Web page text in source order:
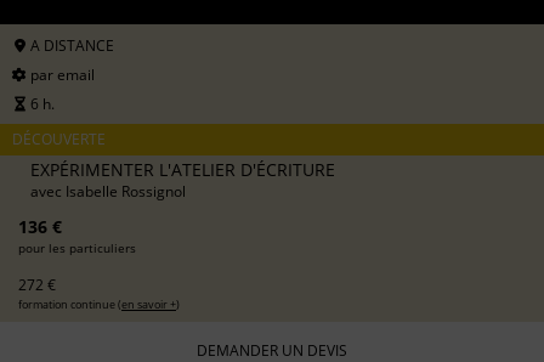
A DISTANCE
par email
6 h.
DÉCOUVERTE
EXPÉRIMENTER L'ATELIER D'ÉCRITURE
avec Isabelle Rossignol
136 €
pour les particuliers
272 €
formation continue (en savoir +)
DEMANDER UN DEVIS